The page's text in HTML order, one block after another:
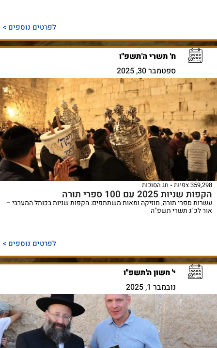
לפרטים נוספים >
ח' תשרי ה'תשפ"ו
ספטמבר 30, 2025
359,298 צפיות חג הסוכות
הקפות שניות 2025 עם 100 ספרי תורה
עשרות ספרי תורה, מוזיקה ומאות משתתפים: הקפות שניות בכותל המערבי –
אור לכ"ג תשרי תשפ"ה
לפרטים נוספים >
י' חשון ה'תשפ"ו
נובמבר 1, 2025